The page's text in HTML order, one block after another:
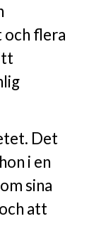
och flera
Det
i en
sina
att